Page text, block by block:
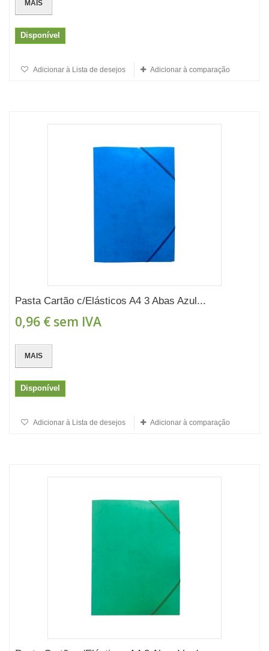
MAIS
Disponível
Adicionar à Lista de desejos Adicionar à comparação
Pasta Cartão c/Elásticos A4 3 Abas Azul...
0,96 € sem IVA
MAIS
Disponível
Adicionar à Lista de desejos Adicionar à comparação